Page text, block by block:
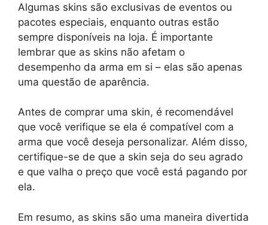
Algumas skins são exclusivas de eventos ou
pacotes especiais, enquanto outras estão
sempre disponíveis na loja. É importante
lembrar que as skins não afetam o
desempenho da arma em si – elas são apenas
uma questão de aparência.
Antes de comprar uma skin, é recomendável
que você verifique se ela é compatível com a
arma que você deseja personalizar. Além disso,
certifique-se de que a skin seja do seu agrado
e que valha o preço que você está pagando por
ela.
Em resumo, as skins são uma maneira divertida